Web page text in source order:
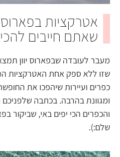
אטרקציות בפארוס
שאתם חייבים
מעבר לעובדה שבפארוס יוון
שזו ללא ספק אחת האטרקציות
כפרים ועיירות שיהפכו את
ומגוונת בהרבה. בכתבה
והכפרים הכי יפים באי, שביקור
שלם:).